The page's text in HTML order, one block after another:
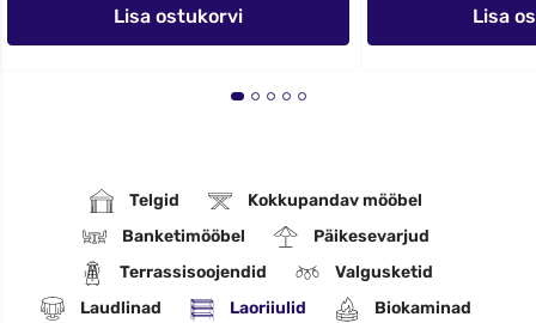
Lisa ostukorvi Lisa
Telgid
Kokkupandav mööbel
Banketimööbel
Päikesevarjud
Terrassisoojendid
Valgusketid
Laudlinad
Laoriiulid Biokaminad